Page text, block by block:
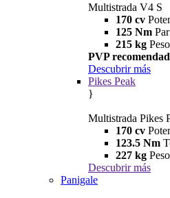
Multistrada V4 S
170 cv
125 Nm
215 kg
PVP
Descubrir más
Pikes Peak
}
Multistrada Pikes
170 cv
123.5 Nm
227 kg
Descubrir más
Panigale